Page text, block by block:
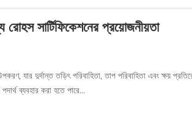
সার্টিফিকেশনের প্রয়োজনীয়তা
যার দুর্দান্ত তড়িৎ পরিবাহিতা, তাপ পরিবাহিতা এবং ক্ষয়
ব্যবহার করা হতে পারে...